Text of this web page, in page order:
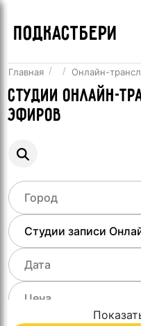
ПОДКАСТБЕРИ
Главная Онлайн-
Студии онлайн-
эфиров